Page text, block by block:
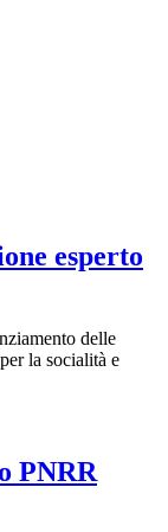
esperto
delle
la socialità e
PNRR